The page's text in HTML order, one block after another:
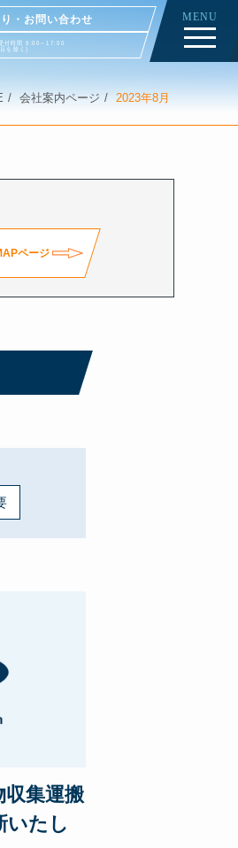
・お問い合わせ
付時間 9:00～17:00
を除く)
MENU
会社案内ページ 2023年8月
ページ
収集運搬
いたし